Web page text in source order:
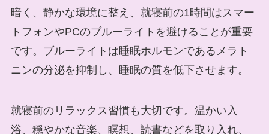
暗く、静かな環境に整え、就寝前の1時間はスマー
トフォンやPCのブルーライトを避けることが重要
です。ブルーライトは睡眠ホルモンであるメラト
ニンの分泌を抑制し、睡眠の質を低下させます。
就寝前のリラックス習慣も大切です。温かい入
浴、穏やかな音楽、瞑想、読書などを取り入れ、